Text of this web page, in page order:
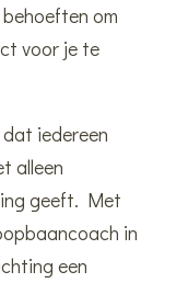
om
voor je te
iedereen
alleen
geeft. Met
in
een